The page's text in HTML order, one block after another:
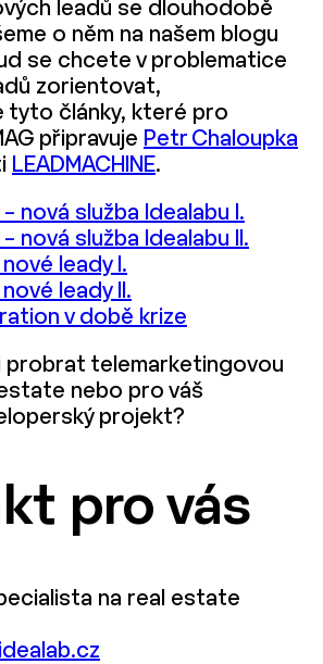
leadů se dlouhodobě
o něm na našem blogu
se chcete v problematice
zorientovat,
tyto články, které pro
připravuje Petr Chaloupka
LEADMACHINE.
– nová služba Idealabu I.
– nová služba Idealabu II.
leady I.
leady II.
v době krize
probrat telemarketingovou
nebo pro váš
projekt?
pro vás
na real estate